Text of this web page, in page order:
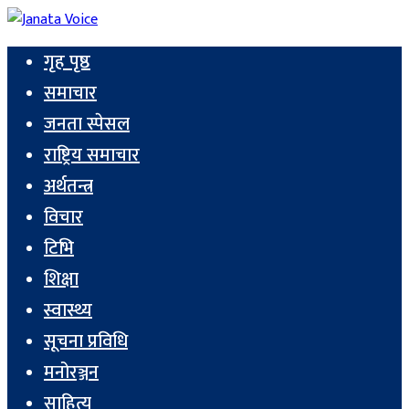
गृह पृष्ठ
समाचार
जनता स्पेसल
राष्ट्रिय समाचार
अर्थतन्त्र
विचार
टिभि
शिक्षा
स्वास्थ्य
सूचना प्रविधि
मनोरञ्जन